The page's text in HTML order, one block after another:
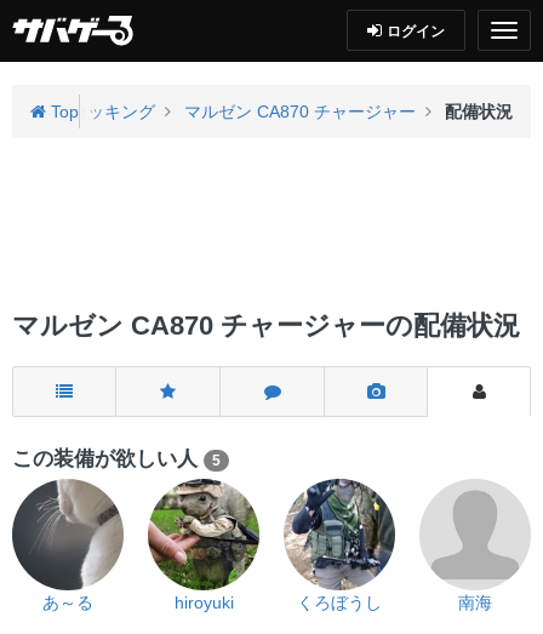
ログイン
Top
エアコッキング マルゼン CA870 チャージャー 配備状況
マルゼン CA870 チャージャーの配備状況
この装備が欲しい人 5
あ～る hiroyuki くろぼうし 南海